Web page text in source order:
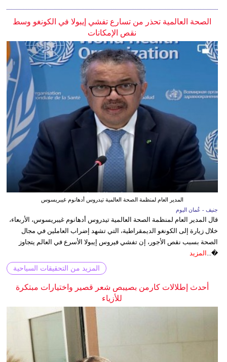
الصحة العالمية تحذر من تسارع تفشي إيبولا في الكونغو وسط
نقص الإمكانات
المدير العام لمنظمة الصحة العالمية تيدروس أدهانوم غيبريسوس
جنيف - عُمان اليوم
قال المدير العام لمنظمة الصحة العالمية تيدروس أدهانوم غيبريسوس، الأربعاء،
خلال زيارة إلى الكونغو الديمقراطية، التي تشهد إضراب العاملين في مجال
الصحة بسبب نقص الأجور، إن تفشي فيروس إيبولا الأسرع في العالم يتجاوز
�... المزيد
المزيد من التحقيقات السياحية
أحدث إطلالات كارمن بصيبص شعر قصير واختيارات مبتكرة
للأزياء